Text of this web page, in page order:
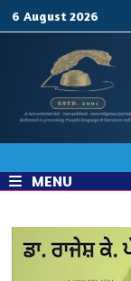
6 August 2026
MENU